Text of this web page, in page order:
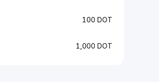
100 DOT
1,000 DOT